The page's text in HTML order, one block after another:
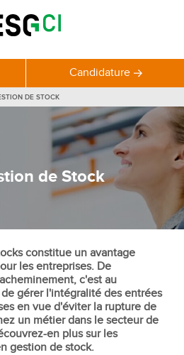
de Stock
constitue un avantage
les entreprises. De
c'est au
gérer l'intégralité des entrées
en vue d'éviter la rupture de
un métier dans le secteur de
en plus sur les
gestion de stock.
Candidature
DE STOCK